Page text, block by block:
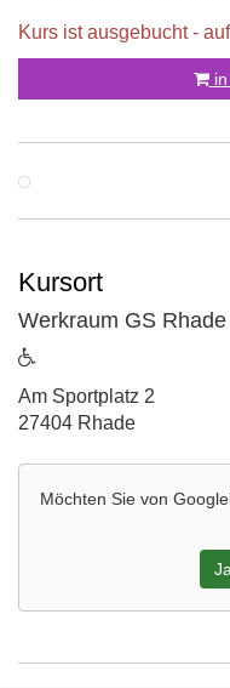
Kurs ist ausgebucht -
in
Kursort
Werkraum GS Rhade
Adresse:
Am Sportplatz 2
27404 Rhade
Möchten Sie von
Ja
Maps